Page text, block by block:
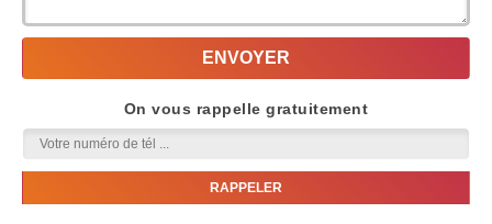
On vous rappelle gratuitement